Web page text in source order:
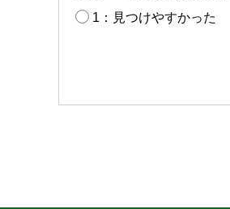
1：見つけやすかった